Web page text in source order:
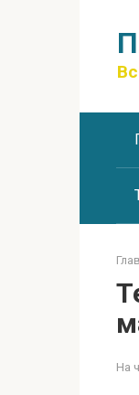
На